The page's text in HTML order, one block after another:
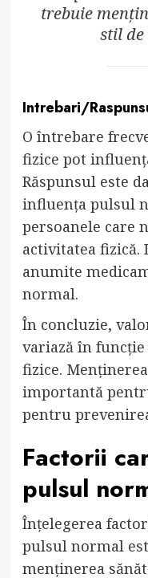
trebuie
stil de
Intrebari/
O întrebare
fizice pot
Răspunsul este
influența pulsul
persoanele care
activitatea fizică.
anumite
normal.
În concluzie,
variază în
fizice.
importantă
pentru
Factorii
pulsul
Înțelegerea
pulsul normal
menținerea